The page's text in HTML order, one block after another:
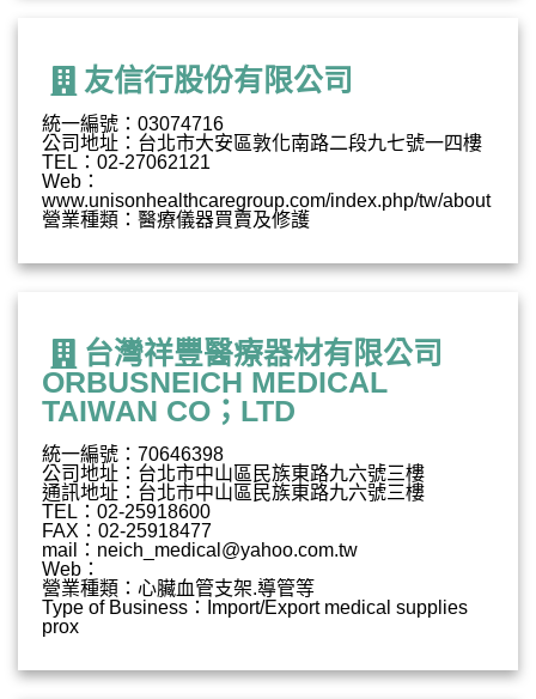
友信行股份有限公司
統一編號：03074716
公司地址：台北市大安區敦化南路二段九七號一四樓
TEL：02-27062121
Web：
www.unisonhealthcaregroup.com/index.php/tw/about
營業種類：醫療儀器買賣及修護
台灣祥豐醫療器材有限公司
ORBUSNEICH MEDICAL
TAIWAN CO；LTD
統一編號：70646398
公司地址：台北市中山區民族東路九六號三樓
通訊地址：台北市中山區民族東路九六號三樓
TEL：02-25918600
FAX：02-25918477
mail： neich_medical@yahoo.com.tw
Web：
營業種類：心臟血管支架.導管等
Type of Business：Import/Export medical supplies
prox